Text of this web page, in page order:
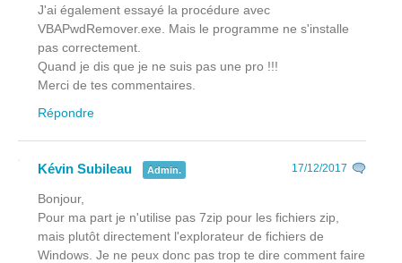
J'ai également essayé la procédure avec
VBAPwdRemover.exe. Mais le programme ne s'installe
pas correctement.
Quand je dis que je ne suis pas une pro !!!
Merci de tes commentaires.
Répondre
Kévin Subileau Admin. 17/12/2017
Bonjour,
Pour ma part je n'utilise pas 7zip pour les fichiers zip,
mais plutôt directement l'explorateur de fichiers de
Windows. Je ne peux donc pas trop te dire comment faire